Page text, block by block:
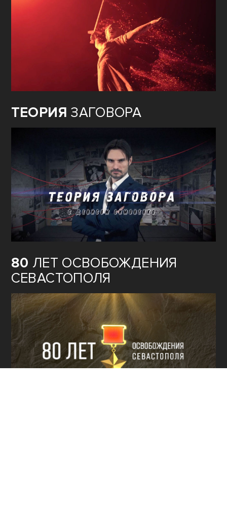
ТЕОРИЯ ЗАГОВОРА
80 ЛЕТ ОСВОБОЖДЕНИЯ
СЕВАСТОПОЛЯ